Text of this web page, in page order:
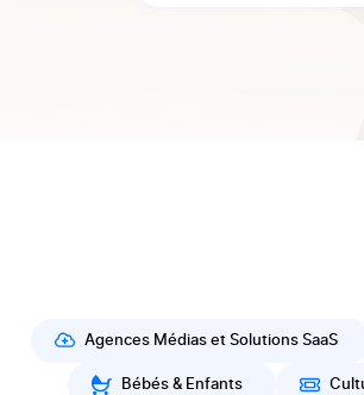
Agences Médias et Solutions SaaS
Bébés & Enfants